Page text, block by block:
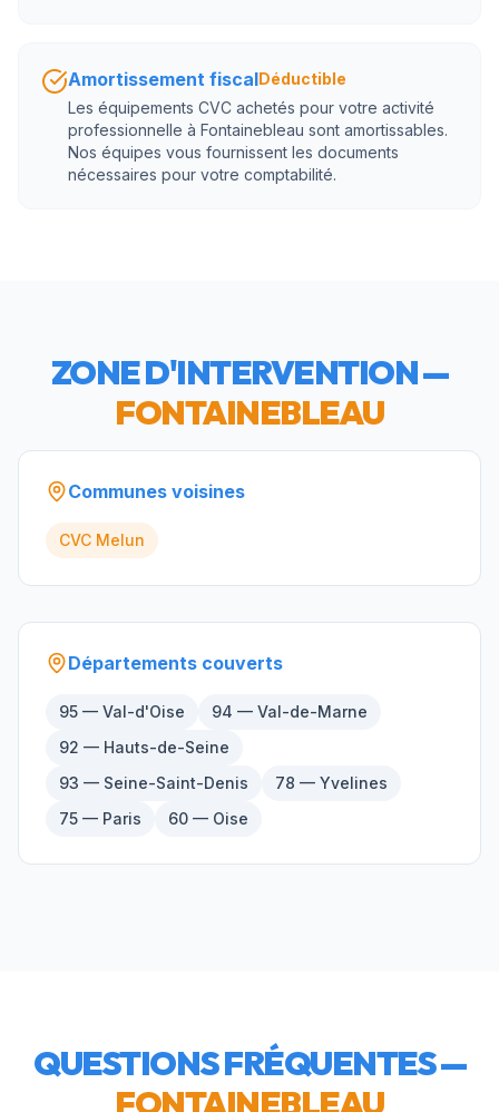
Amortissement fiscalDéductible
Les équipements CVC achetés pour votre activité
professionnelle à Fontainebleau sont amortissables.
Nos équipes vous fournissent les documents
nécessaires pour votre comptabilité.
ZONE D'INTERVENTION —
FONTAINEBLEAU
Communes voisines
CVC Melun
Départements couverts
95 — Val-d'Oise
94 — Val-de-Marne
92 — Hauts-de-Seine
93 — Seine-Saint-Denis
78 — Yvelines
75 — Paris
60 — Oise
QUESTIONS FRÉQUENTES —
FONTAINEBLEAU